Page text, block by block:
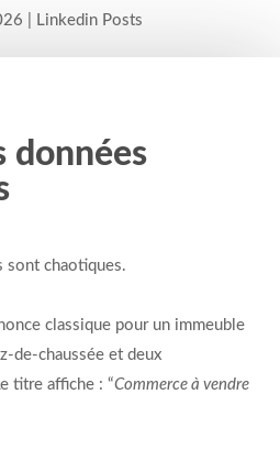
Linkedin Posts
données
sont chaotiques.
classique pour un immeuble
de-chaussée et deux
titre affiche : “Commerce à vendre